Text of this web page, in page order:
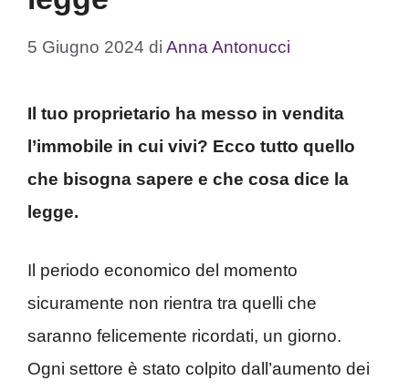
5 Giugno 2024 di Anna Antonucci
Il tuo proprietario ha messo in vendita
l’immobile in cui vivi? Ecco tutto quello
che bisogna sapere e che cosa dice la
legge.
Il periodo economico del momento
sicuramente non rientra tra quelli che
saranno felicemente ricordati, un giorno.
Ogni settore è stato colpito dall’aumento dei